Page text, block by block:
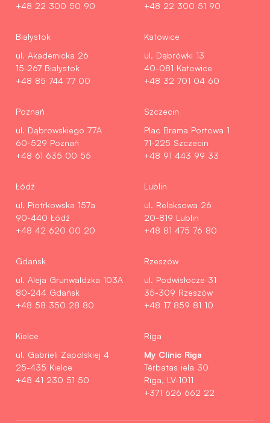
+48 22 300 50 90
+48 22 300 51 90
Białystok
ul. Akademicka 26
15-267 Białystok
+48 85 744 77 00
Katowice
ul. Dąbrówki 13
40-081 Katowice
+48 32 701 04 60
Poznań
ul. Dąbrowskiego 77A
60-529 Poznań
+48 61 635 00 55
Szczecin
Plac Brama Portowa 1
71-225 Szczecin
+48 91 443 99 33
Łódź
ul. Piotrkowska 157a
90-440 Łódź
+48 42 620 00 20
Lublin
ul. Relaksowa 26
20-819 Lublin
+48 81 475 76 80
Gdańsk
ul. Aleja Grunwaldzka 103A
80-244 Gdańsk
+48 58 350 28 80
Rzeszów
ul. Podwisłocze 31
35-309 Rzeszów
+48 17 859 81 10
Kielce
ul. Gabrieli Zapolskiej 4
25-435 Kielce
+48 41 230 51 50
Riga
My Clinic Riga
Tērbatas iela 30
Rīga, LV-1011
+371 626 662 22